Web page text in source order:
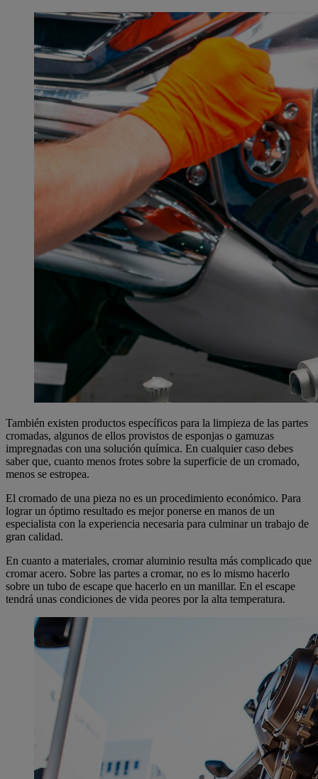
También existen productos específicos para la limpieza de las partes
cromadas, algunos de ellos provistos de esponjas o gamuzas
impregnadas con una solución química. En cualquier caso debes
saber que, cuanto menos frotes sobre la superficie de un cromado,
menos se estropea.
El cromado de una pieza no es un procedimiento económico. Para
lograr un óptimo resultado es mejor ponerse en manos de un
especialista con la experiencia necesaria para culminar un trabajo de
gran calidad.
En cuanto a materiales, cromar aluminio resulta más complicado que
cromar acero. Sobre las partes a cromar, no es lo mismo hacerlo
sobre un tubo de escape que hacerlo en un manillar. En el escape
tendrá unas condiciones de vida peores por la alta temperatura.